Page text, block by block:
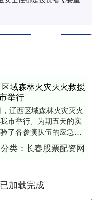
域森林火灾灭火救援
举行
辽西区域森林火灾灭火
市举行。为期五天的实
了各参演队伍的应急救
预期目的，积累了实战经
分类：长春股票配资网
加载完成